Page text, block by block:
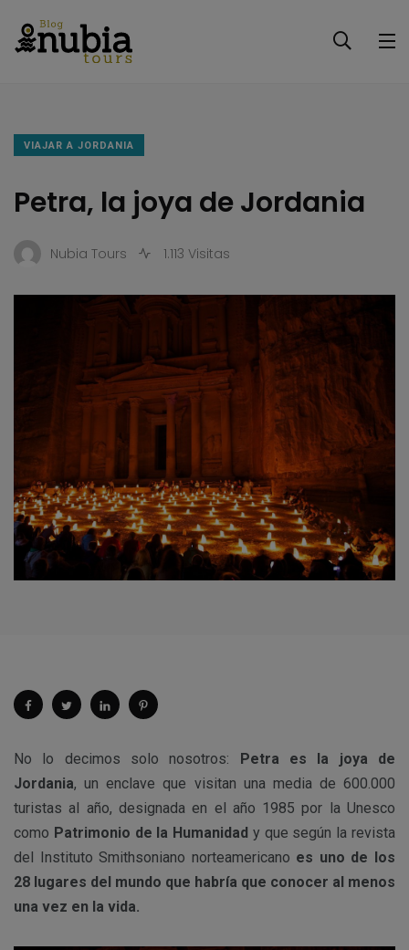
VIAJAR A JORDANIA
Petra, la joya de Jordania
Nubia Tours 1.113 Visitas
No lo decimos solo nosotros:
Petra es la joya de
Jordania, un enclave que visitan una media de 600.000
turistas al año, designada en el año 1985 por la Unesco
como Patrimonio de la Humanidad y que según la revista
del Instituto Smithsoniano norteamericano es uno de los
28 lugares del mundo que habría que conocer al menos
una vez en la vida.